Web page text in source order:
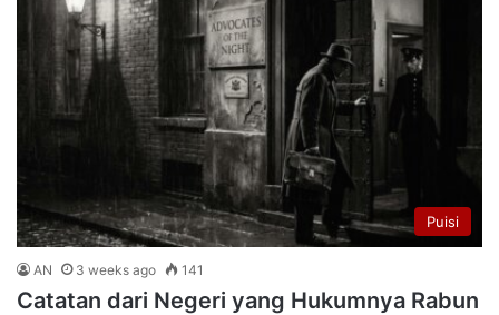
Puisi
AN 3 weeks ago 141
Catatan dari Negeri yang Hukumnya Rabun